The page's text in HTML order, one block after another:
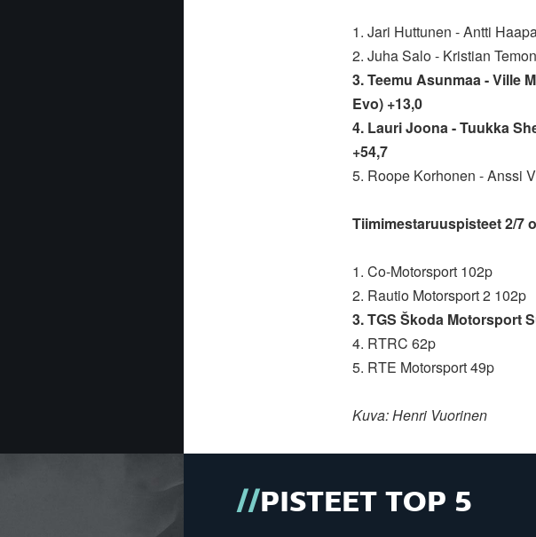
1. Jari Huttunen - Antti
2. Juha Salo - Kristian
3. Teemu Asunmaa - Ville
Evo) +13,0
4. Lauri Joona - Tuukka
+54,7
5. Roope Korhonen - Anssi
Tiimimestaruuspisteet 2/7
1. Co-Motorsport 102p
2. Rautio Motorsport 2 102p
3. TGS Škoda Motorsport
4. RTRC 62p
5. RTE Motorsport 49p
Kuva: Henri Vuorinen
PISTEET TOP 5